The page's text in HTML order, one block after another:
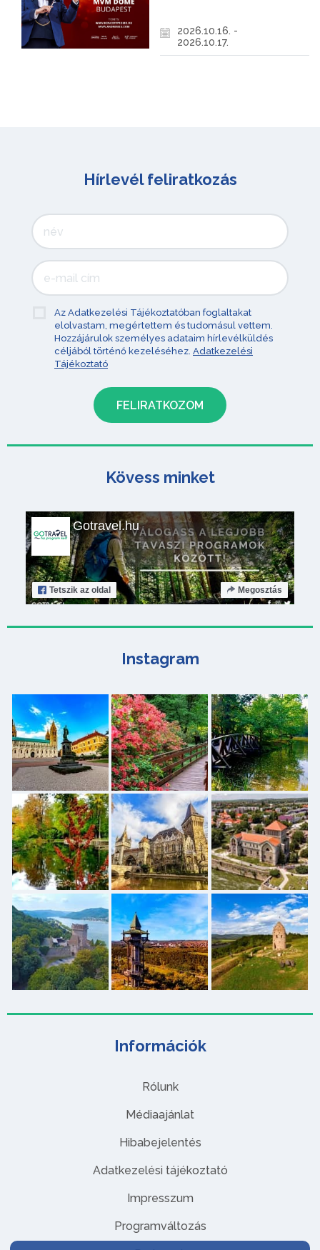
2026.10.16. -
2026.10.17.
Információk
Rólunk
Médiaajánlat
Hibabejelentés
Adatkezelési tájékoztató
Impresszum
Programváltozás
Hírlevél feliratkozás
Az Adatkezelési Tájékoztatóban foglaltakat
elolvastam, megértettem és tudomásul vettem.
Hozzájárulok személyes adataim hírlevélküldés
céljából történő kezeléséhez. Adatkezelési
Tájékoztató
Kövess minket
Gotravel.hu
Tetszik az oldal Megosztás
Instagram